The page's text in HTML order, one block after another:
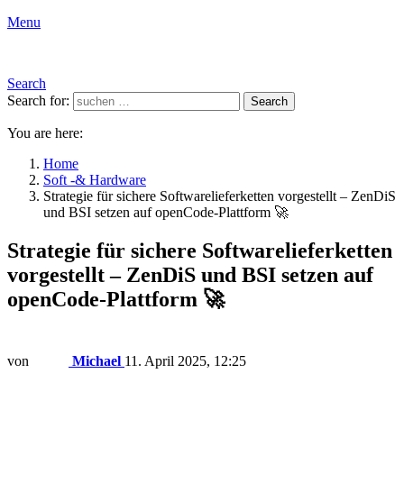
Menu
Search
Search for:
Search
You are here:
Home
Soft -& Hardware
Strategie für sichere Softwarelieferketten vorgestellt – ZenDiS
und BSI setzen auf openCode-Plattform 🚀
Strategie für sichere Softwarelieferketten
vorgestellt – ZenDiS und BSI setzen auf
openCode-Plattform 🚀
von Michael 11. April 2025, 12:25